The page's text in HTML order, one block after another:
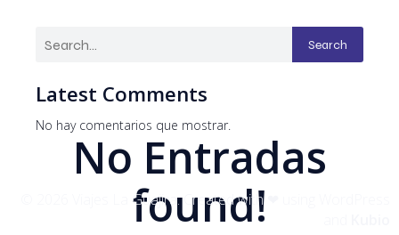
Search
Latest Comments
No hay comentarios que mostrar.
No Entradas
found!
© 2026 Viajes La Guajira. Created with ❤ using WordPress